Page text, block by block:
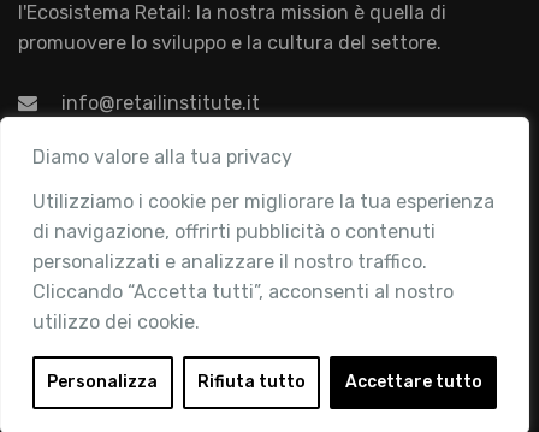
Diamo valore alla tua privacy
Utilizziamo i cookie per migliorare la tua esperienza
di navigazione, offrirti pubblicità o contenuti
personalizzati e analizzare il nostro traffico.
Cliccando “Accetta tutti”, acconsenti al nostro
utilizzo dei cookie.
Personalizza Rifiuta tutto Accettare tutto
l'Ecosistema Retail: la nostra mission è quella di
promuovere lo sviluppo e la cultura del settore.
info@retailinstitute.it
Associazione
Chi siamo
Attività
Contatti
Area Riservata
Login
Diventa Socio